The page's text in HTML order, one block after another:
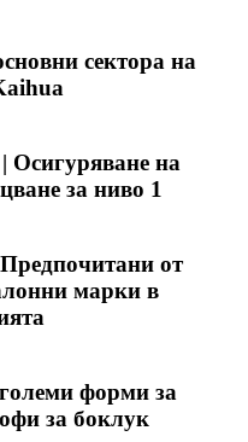
сектора на
на
за ниво 1
от
марки в
форми за
за боклук